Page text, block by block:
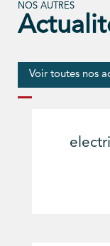
NOS AUTRES
Voir toutes nos